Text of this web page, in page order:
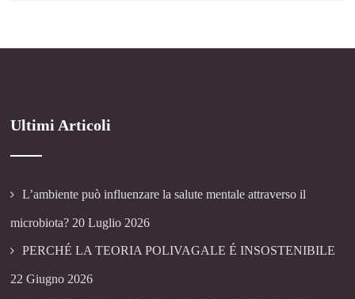
Ultimi Articoli
L’ambiente può influenzare la salute mentale attraverso il
microbiota? 20 Luglio 2026
PERCHÉ LA TEORIA POLIVAGALE É INSOSTENIBILE
22 Giugno 2026